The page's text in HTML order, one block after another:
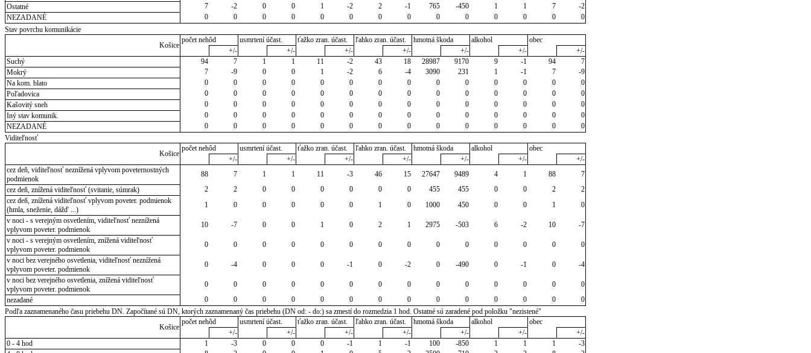
Ostatné
7 -2 0 0 1 -2 2 -1 765 -450 1 1 7
-2
NEZADANÉ
0 0 0 0 0 0 0 0 0 0 0 0 0
0
Stav povrchu komunikácie
Košice
počet nehôd usmrtení účast. ťažko zran. účast. ľahko zran. účast. hmotná škoda alkohol
obec
+/-
+/- +/- +/- +/- +/-
+/-
Suchý
94 7 1 1 11 -2 43 18 28987 9170 9 -1 94
7
Mokrý
7 -9 0 0 1 -2 6 -4 3090 231 1 -1 7
-9
Na kom. blato
0 0 0 0 0 0 0 0 0 0 0 0 0
0
Poľadovica
0 0 0 0 0 0 0 0 0 0 0 0 0
0
Kašovitý sneh
0 0 0 0 0 0 0 0 0 0 0 0 0
0
Iný stav komunik.
0 0 0 0 0 0 0 0 0 0 0 0 0
0
NEZADANÉ
0 0 0 0 0 0 0 0 0 0 0 0 0
0
Viditeľnosť
Košice
počet nehôd usmrtení účast. ťažko zran. účast. ľahko zran. účast. hmotná škoda alkohol
obec
+/-
+/- +/- +/- +/- +/-
+/-
cez deň, viditeľnosť neznížená vplyvom poveternostných
podmienok
88 7 1 1 11 -3 46 15 27647 9489 4 1 88
7
cez deň, znížená viditeľnosť (svitanie, súmrak)
2 2 0 0 0 0 0 0 455 455 0 0 2
2
cez deň, znížená viditeľnosť vplyvom poveter. podmienok
(hmla, sneženie, dážď ...)
1 0 0 0 0 0 1 0 1000 450 0 0 1
0
v noci - s verejným osvetlením, viditeľnosť neznížená
vplyvom poveter. podmienok
10 -7 0 0 1 0 2 1 2975 -503 6 -2 10
-7
v noci - s verejným osvetlením, znížená viditeľnosť
vplyvom poveter. podmienok
0 0 0 0 0 0 0 0 0 0 0 0 0
0
v noci bez verejného osvetlenia, viditeľnosť neznížená
vplyvom poveter. podmienok
0 -4 0 0 0 -1 0 -2 0 -490 0 -1 0
-4
v noci bez verejného osvetlenia, znížená viditeľnosť
vplyvom poveter. podmienok
0 0 0 0 0 0 0 0 0 0 0 0 0
0
nezadané
0 0 0 0 0 0 0 0 0 0 0 0 0
0
Podľa zaznamenaného času priebehu DN. Započítané sú DN, ktorých zaznamenaný čas priebehu (DN od: - do:) sa zmestí do rozmedzia 1 hod. Ostatné sú zaradené pod položku "nezistené"
Košice
počet nehôd usmrtení účast. ťažko zran. účast. ľahko zran. účast. hmotná škoda alkohol
obec
+/-
+/- +/- +/- +/- +/-
+/-
0 - 4 hod
1 -3 0 0 0 -1 1 -1 100 -850 1 1 1
-3